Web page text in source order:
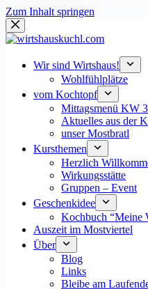
Zum Inhalt springen
Wir sind Wirtshaus!
Wohlfühlplätze
vom Kochtopf
Mittagsmenü KW
Aktuelles aus der
unser Mostbratl
Kursthemen
Herzlich
Wirkungsstätte
Gruppen – Event
Geschenkidee
Kochbuch “Meine
Auszeit im Mostviertel
Über
Blog
Links
Bleibe am